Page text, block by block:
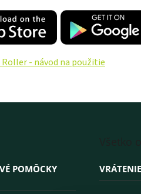
Roller - návod na použitie
POMÔCKY